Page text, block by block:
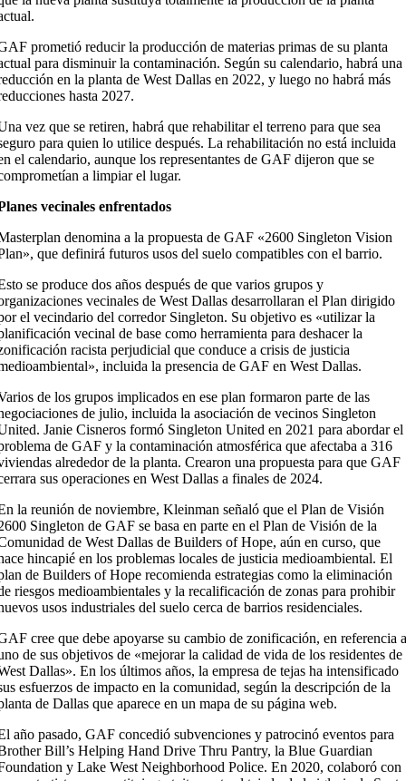
prometió reducir la producción de materias primas de su planta
para disminuir la contaminación. Según su calendario, habrá una
en la planta de West Dallas en 2022, y luego no habrá más
hasta 2027.
vez que se retiren, habrá que rehabilitar el terreno para que sea
para quien lo utilice después. La rehabilitación no está incluida
el calendario, aunque los representantes de GAF dijeron que se
a limpiar el lugar.
vecinales enfrentados
denomina a la propuesta de GAF «2600 Singleton Vision
que definirá futuros usos del suelo compatibles con el barrio.
se produce dos años después de que varios grupos y
vecinales de West Dallas desarrollaran el Plan dirigido
el vecindario del corredor Singleton. Su objetivo es «utilizar la
vecinal de base como herramienta para deshacer la
racista perjudicial que conduce a crisis de justicia
incluida la presencia de GAF en West Dallas.
de los grupos implicados en ese plan formaron parte de las
de julio, incluida la asociación de vecinos Singleton
Janie Cisneros formó Singleton United en 2021 para abordar el
de GAF y la contaminación atmosférica que afectaba a 316
alrededor de la planta. Crearon una propuesta para que GAF
sus operaciones en West Dallas a finales de 2024.
la reunión de noviembre, Kleinman señaló que el Plan de Visión
Singleton de GAF se basa en parte en el Plan de Visión de la
de West Dallas de Builders of Hope, aún en curso, que
hincapié en los problemas locales de justicia medioambiental. El
de Builders of Hope recomienda estrategias como la eliminación
riesgos medioambientales y la recalificación de zonas para prohibir
usos industriales del suelo cerca de barrios residenciales.
cree que debe apoyarse su cambio de zonificación, en referencia
de sus objetivos de «mejorar la calidad de vida de los residentes de
Dallas». En los últimos años, la empresa de tejas ha intensificado
esfuerzos de impacto en la comunidad, según la descripción de la
de Dallas que aparece en un mapa de su página web.
año pasado, GAF concedió subvenciones y patrocinó eventos para
Bill’s Helping Hand Drive Thru Pantry, la Blue Guardian
y Lake West Neighborhood Police. En 2020, colaboró con